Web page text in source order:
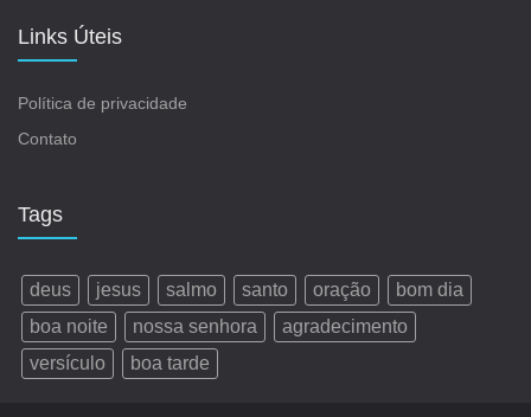
Links Úteis
Política de privacidade
Contato
Tags
deus jesus salmo santo oração
bom dia
boa noite
nossa senhora
agradecimento
versículo
boa tarde